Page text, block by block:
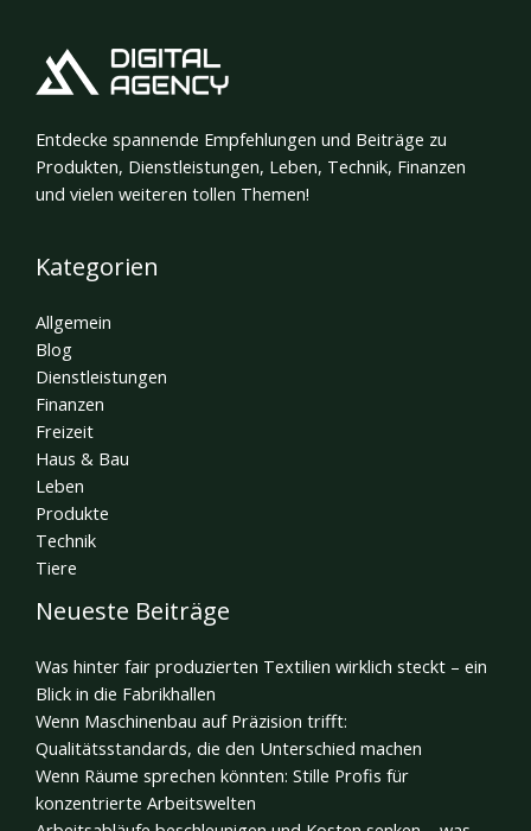
Entdecke spannende Empfehlungen und Beiträge zu
Produkten, Dienstleistungen, Leben, Technik, Finanzen
und vielen weiteren tollen Themen!
Kategorien
Allgemein
Blog
Dienstleistungen
Finanzen
Freizeit
Haus & Bau
Leben
Produkte
Technik
Tiere
Neueste Beiträge
Was hinter fair produzierten Textilien wirklich steckt – ein
Blick in die Fabrikhallen
Wenn Maschinenbau auf Präzision trifft:
Qualitätsstandards, die den Unterschied machen
Wenn Räume sprechen könnten: Stille Profis für
konzentrierte Arbeitswelten